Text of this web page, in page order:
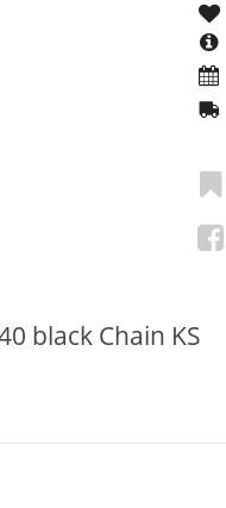
black Chain KS